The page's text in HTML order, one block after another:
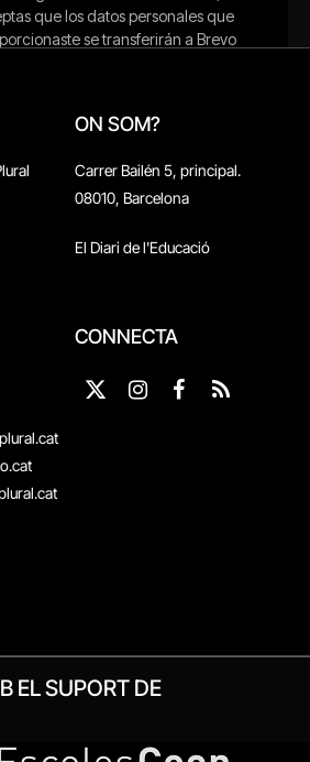
ON SOM?
Carrer Bailén 5, principal.
08010, Barcelona
El Diari de l'Educació
CONNECTA
X
Instagram
Facebook
RSS
EL SUPORT DE